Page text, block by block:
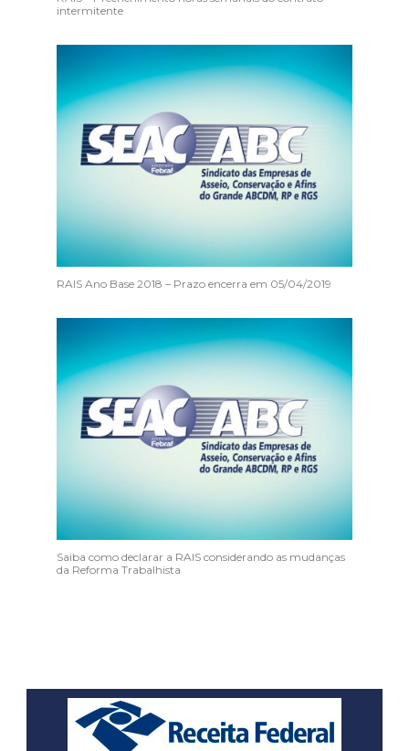
intermitente
RAIS Ano Base 2018 – Prazo encerra em 05/04/2019
Saiba como declarar a RAIS considerando as mudanças
da Reforma Trabalhista